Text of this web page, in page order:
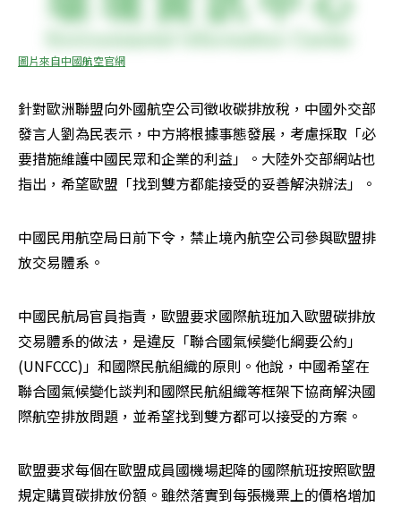
圖片來自中國航空官網
針對歐洲聯盟向外國航空公司徵收碳排放稅，中國外交部
發言人劉為民表示，中方將根據事態發展，考慮採取「必
要措施維護中國民眾和企業的利益」。大陸外交部網站也
指出，希望歐盟「找到雙方都能接受的妥善解決辦法」。
中國民用航空局日前下令，禁止境內航空公司參與歐盟排
放交易體系。
中國民航局官員指責，歐盟要求國際航班加入歐盟碳排放
交易體系的做法，是違反「聯合國氣候變化綱要公約」
(UNFCCC)」和國際民航組織的原則。他說，中國希望在
聯合國氣候變化談判和國際民航組織等框架下協商解決國
際航空排放問題，並希望找到雙方都可以接受的方案。
歐盟要求每個在歐盟成員國機場起降的國際航班按照歐盟
規定購買碳排放份額。雖然落實到每張機票上的價格增加